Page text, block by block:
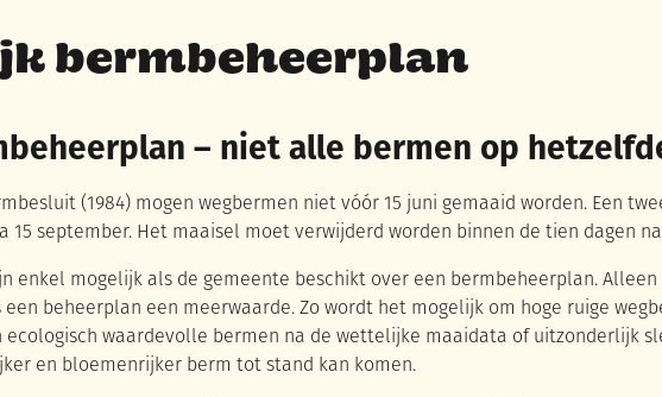
bermbeheerplan
– niet alle bermen op
(1984) mogen wegbermen niet vóór 15 juni gemaaid worden. Een
15 september. Het maaisel moet verwijderd worden binnen de tien dagen
enkel mogelijk als de gemeente beschikt over een bermbeheerplan.
beheerplan een meerwaarde. Zo wordt het mogelijk om hoge ruige
ecologisch waardevolle bermen na de wettelijke maaidata of uitzonderlijk
en bloemenrijker berm tot stand kan komen.